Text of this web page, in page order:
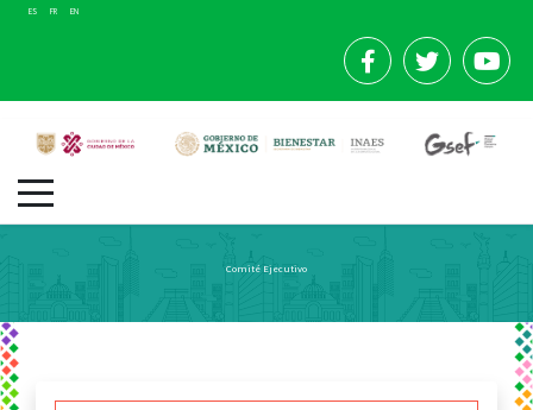
ES FR EN
Comité Ejecutivo